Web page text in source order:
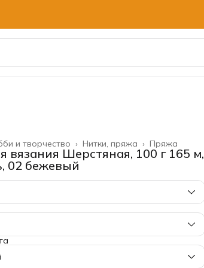
Пряжа
Нитки, пряжа ›
и творчество ›
вязания Шерстяная, 100 г 165 м,
02 бежевый